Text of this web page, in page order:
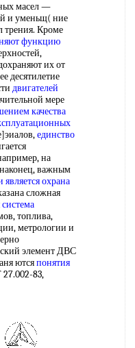
масел —
и уменьщ( ние
трения. Кроме
функцию
их от
десятилетие
двигателей
мере
качества
единство
на
важным
являетсяохрана
сложная
система
топлива,
метрологии и
элемент ДВС
ютсяпонятия
83,